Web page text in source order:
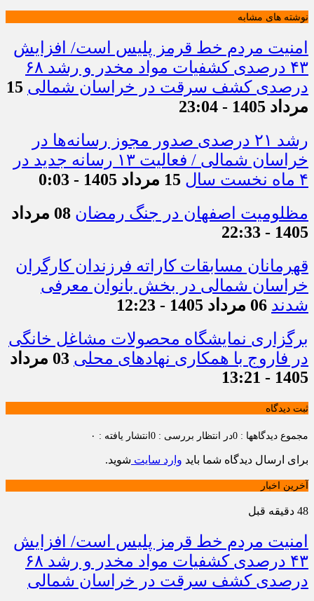
نوشته های مشابه
امنیت مردم خط قرمز پلیس است/ افزایش
۴۳ درصدی کشفیات مواد مخدر و رشد ۶۸
درصدی کشف سرقت در خراسان شمالی 15
مرداد 1405 - 23:04
رشد ۲۱ درصدی صدور مجوز رسانه‌ها در
خراسان شمالی / فعالیت ۱۳ رسانه جدید در
۴ ماه نخست سال
15 مرداد 1405 - 0:03
مظلومیت اصفهان در جنگ رمضان
08 مرداد
1405 - 22:33
قهرمانان مسابقات کاراته فرزندان کارگران
خراسان شمالی در بخش بانوان معرفی
شدند 06 مرداد 1405 - 12:23
برگزاری نمایشگاه محصولات مشاغل خانگی
در فاروج با همکاری نهادهای محلی
03 مرداد
1405 - 13:21
ثبت دیدگاه
مجموع دیدگاهها : 0 در انتظار بررسی : 0 انتشار یافته : ۰
برای ارسال دیدگاه شما باید وارد سایت شوید.
آخرین اخبار
48 دقیقه قبل
امنیت مردم خط قرمز پلیس است/ افزایش
۴۳ درصدی کشفیات مواد مخدر و رشد ۶۸
درصدی کشف سرقت در خراسان شمالی